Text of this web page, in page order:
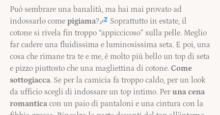
Può sembrare una banalità, ma hai mai provato ad
indossarlo come pigiama?
Soprattutto in estate, il
cotone si rivela fin troppo “appiccicoso” sulla pelle. Meglio
far cadere una fluidissima e luminosissima seta. E poi, una
cosa che rimane tra te e me, è molto più bello un top di seta
e pizzo piuttosto che una magliettina di cotone. Come
sottogiacca. Se per la camicia fa troppo caldo, per un look
da ufficio scegli di indossare un top intimo. Peruna cena
romantica con un paio di pantaloni e una cintura con la